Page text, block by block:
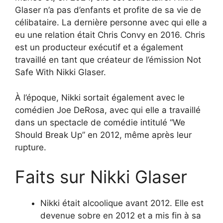
Glaser n’a pas d’enfants et profite de sa vie de
célibataire. La dernière personne avec qui elle a
eu une relation était Chris Convy en 2016. Chris
est un producteur exécutif et a également
travaillé en tant que créateur de l’émission Not
Safe With Nikki Glaser.
À l’époque, Nikki sortait également avec le
comédien Joe DeRosa, avec qui elle a travaillé
dans un spectacle de comédie intitulé “We
Should Break Up” en 2012, même après leur
rupture.
Faits sur Nikki Glaser
Nikki était alcoolique avant 2012. Elle est
devenue sobre en 2012 et a mis fin à sa